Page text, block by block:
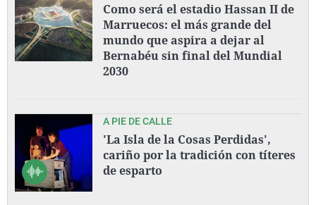
Como será el estadio Hassan II de
Marruecos: el más grande del
mundo que aspira a dejar al
Bernabéu sin final del Mundial
2030
A PIE DE CALLE
'La Isla de la Cosas Perdidas',
cariño por la tradición con títeres
de esparto